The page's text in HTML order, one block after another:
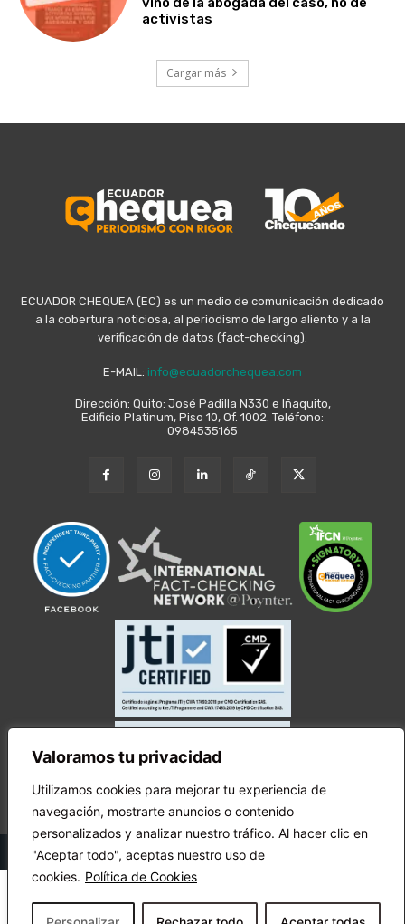
Valoramos tu privacidad
Utilizamos cookies para mejorar tu experiencia de
navegación, mostrarte anuncios o contenido
personalizados y analizar nuestro tráfico. Al hacer clic en
"Aceptar todo", aceptas nuestro uso de
cookies. Política de Cookies
activistas
Cargar más
ECUADOR CHEQUEA (EC) es un medio de comunicación dedicado
a la cobertura noticiosa, al periodismo de largo aliento y a la
verificación de datos (fact-checking).
E-MAIL: info@ecuadorchequea.com
Dirección: Quito: José Padilla N330 e Iñaquito,
Edificio Platinum, Piso 10, Of. 1002. Teléfono:
0984535165
© Copyright Ecuador Chequea 2025.